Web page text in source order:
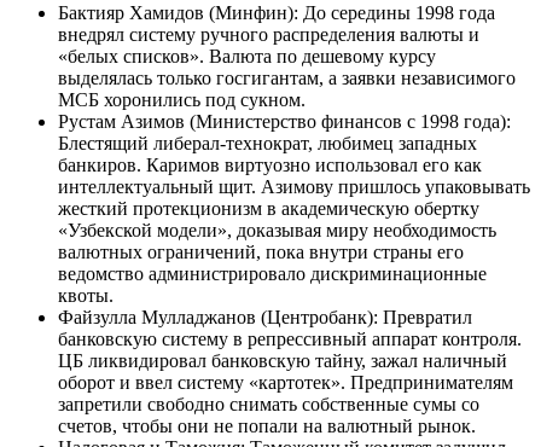
Бактияр Хамидов (Минфин): До середины 1998 года
внедрял систему ручного распределения валюты и
«белых списков». Валюта по дешевому курсу
выделялась только госгигантам, а заявки независимого
МСБ хоронились под сукном.
Рустам Азимов (Министерство финансов с 1998 года):
Блестящий либерал-технократ, любимец западных
банкиров. Каримов виртуозно использовал его как
интеллектуальный щит. Азимову пришлось упаковывать
жесткий протекционизм в академическую обертку
«Узбекской модели», доказывая миру необходимость
валютных ограничений, пока внутри страны его
ведомство администрировало дискриминационные
квоты.
Файзулла Мулладжанов (Центробанк): Превратил
банковскую систему в репрессивный аппарат контроля.
ЦБ ликвидировал банковскую тайну, зажал наличный
оборот и ввел систему «картотек». Предпринимателям
запретили свободно снимать собственные сумы со
счетов, чтобы они не попали на валютный рынок.